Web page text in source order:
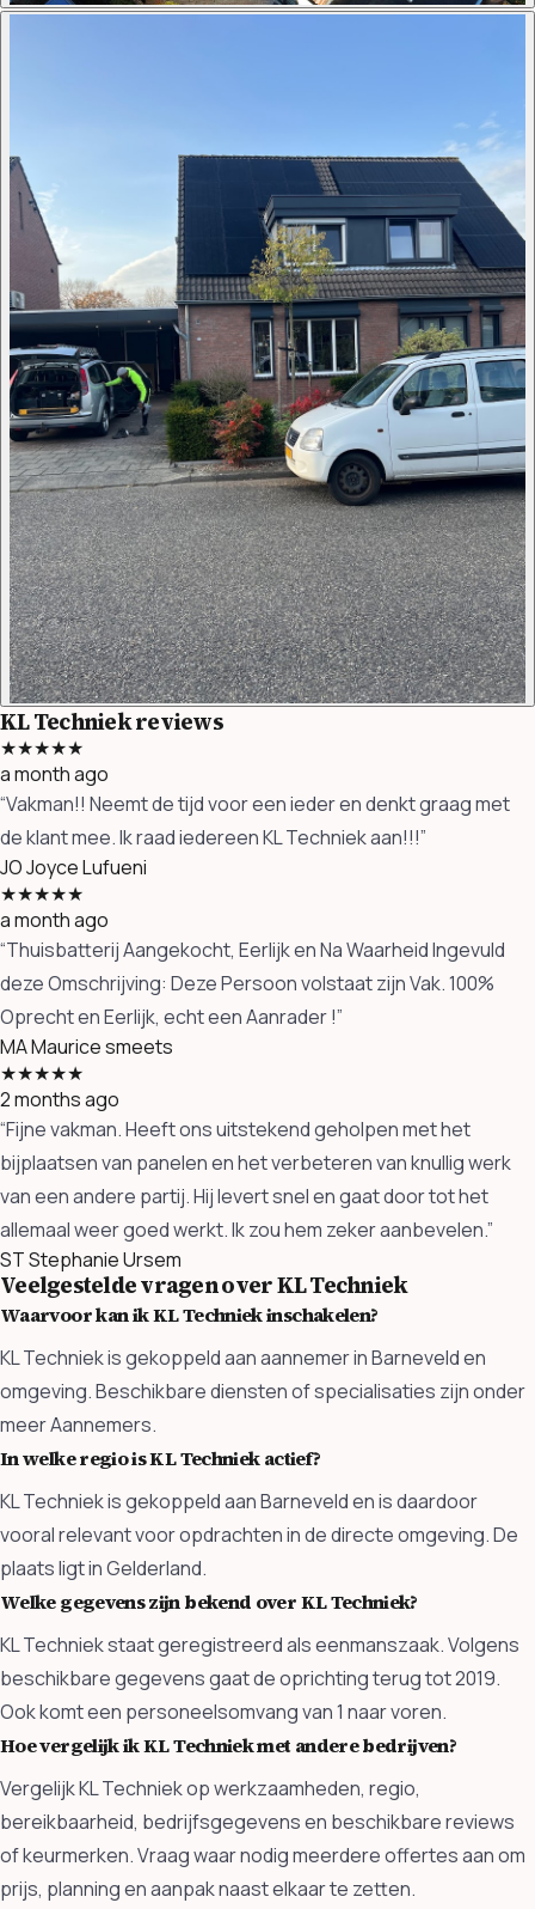
KL Techniek reviews
★★★★★
a month ago
“Vakman!! Neemt de tijd voor een ieder en denkt graag met
de klant mee. Ik raad iedereen KL Techniek aan!!!”
JOJoyce Lufueni
★★★★★
a month ago
“Thuisbatterij Aangekocht, Eerlijk en Na Waarheid Ingevuld
deze Omschrijving: Deze Persoon volstaat zijn Vak. 100%
Oprecht en Eerlijk, echt een Aanrader !”
MAMaurice smeets
★★★★★
2 months ago
“Fijne vakman. Heeft ons uitstekend geholpen met het
bijplaatsen van panelen en het verbeteren van knullig werk
van een andere partij. Hij levert snel en gaat door tot het
allemaal weer goed werkt. Ik zou hem zeker aanbevelen.”
STStephanie Ursem
Veelgestelde vragen over KL Techniek
Waarvoor kan ik KL Techniek inschakelen?
KL Techniek is gekoppeld aan aannemer in Barneveld en
omgeving. Beschikbare diensten of specialisaties zijn onder
meer Aannemers.
In welke regio is KL Techniek actief?
KL Techniek is gekoppeld aan Barneveld en is daardoor
vooral relevant voor opdrachten in de directe omgeving. De
plaats ligt in Gelderland.
Welke gegevens zijn bekend over KL Techniek?
KL Techniek staat geregistreerd als eenmanszaak. Volgens
beschikbare gegevens gaat de oprichting terug tot 2019.
Ook komt een personeelsomvang van 1 naar voren.
Hoe vergelijk ik KL Techniek met andere bedrijven?
Vergelijk KL Techniek op werkzaamheden, regio,
bereikbaarheid, bedrijfsgegevens en beschikbare reviews
of keurmerken. Vraag waar nodig meerdere offertes aan om
prijs, planning en aanpak naast elkaar te zetten.